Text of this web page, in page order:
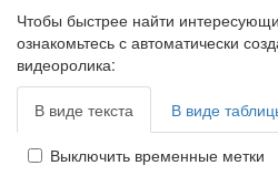
Чтобы быстрее найти
ознакомьтесь с автоматически
видеоролика:
В виде текста В виде
Выключить временные метки